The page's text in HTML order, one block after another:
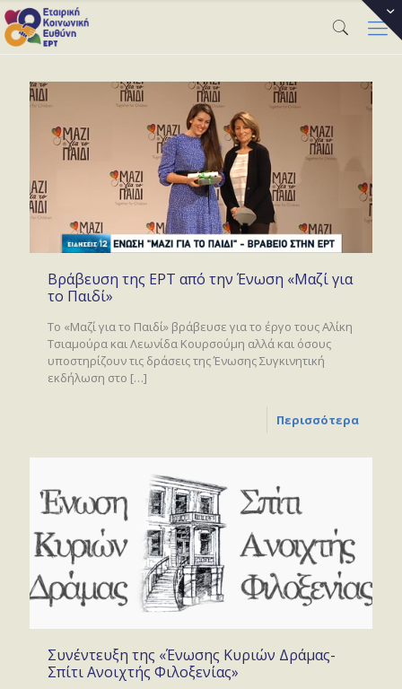
Βράβευση της ΕΡΤ από την Ένωση «Μαζί για
το Παιδί»
Το «Μαζί για το Παιδί» βράβευσε για το έργο τους Αλίκη
Τσιαμούρα και Λεωνίδα Κουρσούμη αλλά και όσους
υποστηρίζουν τις δράσεις της Ένωσης Συγκινητική
εκδήλωση στο […]
Περισσότερα
Συνέντευξη της «Ένωσης Κυριών Δράμας-
Σπίτι Ανοιχτής Φιλοξενίας»